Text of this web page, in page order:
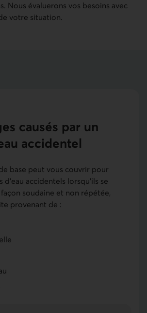
Nous évaluerons vos besoins avec
votre situation.
causés par un
accidentel
base peut vous couvrir pour
d'eau accidentels lorsqu’ils se
soudaine et non répétée,
provenant de :